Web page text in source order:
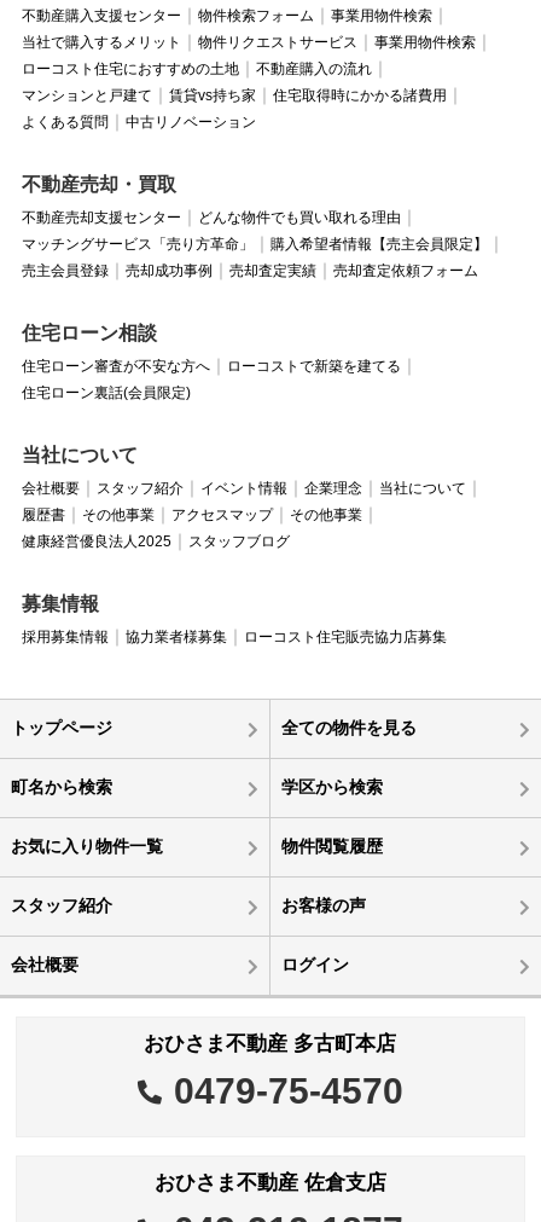
不動産購入支援センター 物件検索フォーム
事業用物件検索
当社で購入するメリット
物件リクエストサービス
事業用物件検索
ローコスト住宅におすすめの土地
不動産購入の流れ
マンションと戸建て
賃貸vs持ち家
住宅取得時にかかる諸費用
よくある質問
中古リノベーション
不動産売却・買取
不動産売却支援センター
どんな物件でも買い取れる理由
マッチングサービス「売り方革命」
購入希望者情報【売主会員限定】
売主会員登録
売却成功事例 売却査定実績 売却査定依頼フォーム
住宅ローン相談
住宅ローン審査が不安な方へ
ローコストで新築を建てる
住宅ローン裏話(会員限定)
当社について
会社概要 スタッフ紹介 イベント情報 企業理念
当社について
履歴書
その他事業 アクセスマップ
その他事業
健康経営優良法人2025
スタッフブログ
募集情報
採用募集情報 協力業者様募集 ローコスト住宅販売協力店募集
トップページ 全ての物件を見る
町名から検索 学区から検索
お気に入り物件一覧 物件閲覧履歴
スタッフ紹介 お客様の声
会社概要 ログイン
おひさま不動産 多古町本店
0479-75-4570
おひさま不動産 佐倉支店